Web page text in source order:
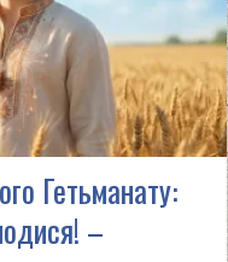
Гетьманату:
–